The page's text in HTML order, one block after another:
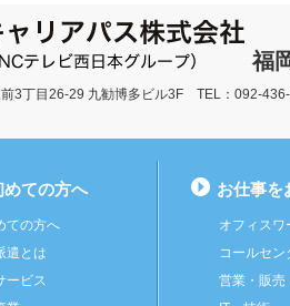
福
3丁目26-29 九勧博多ビル3F TEL：092-
めての方へ
ての方へ
遣とは
ービス
お仕事を
オフィスワ
コールセン
営業・販売